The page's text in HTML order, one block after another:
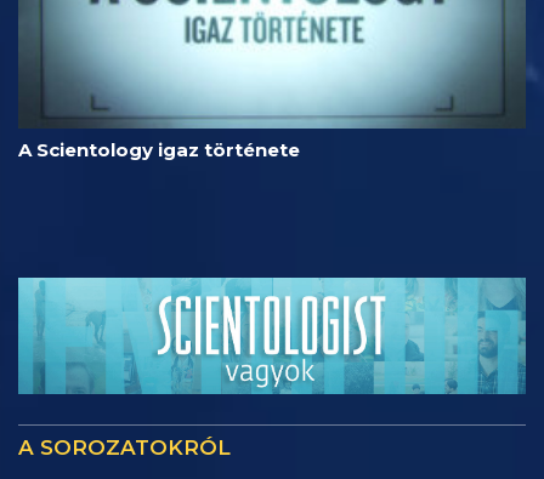
A Scientology igaz története
A SOROZATOKRÓL